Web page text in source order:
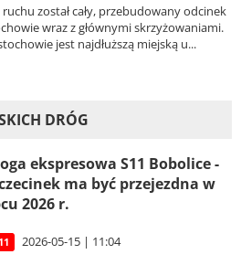
został cały, przebudowany odcinek
wraz z głównymi skrzyżowaniami.
jest najdłuższą miejską u...
DRÓG
ekspresowa S11 Bobolice -
ma być przejezdna w
2026 r.
2026-05-15 | 11:04